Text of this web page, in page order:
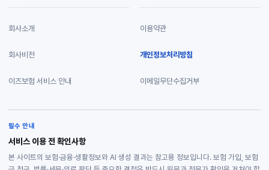
회사소개
회사비전
이즈보험 서비스 안내
이용약관
개인정보처리방침
이메일무단수집거부
필수 안내
서비스 이용 전 확인사항
본 사이트의 보험·금융·생활정보와 AI 생성 결과는 참고용 정보입니다. 보험 가입, 보험